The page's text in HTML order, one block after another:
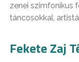
zenei szimfonikus
táncosokkal,
Fekete Zaj